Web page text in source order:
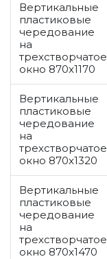
Вертикальные
пластиковые
чередование
на
трехстворчатое
окно 870x1170
Вертикальные
пластиковые
чередование
на
трехстворчатое
окно 870x1320
Вертикальные
пластиковые
чередование
на
трехстворчатое
окно 870x1470